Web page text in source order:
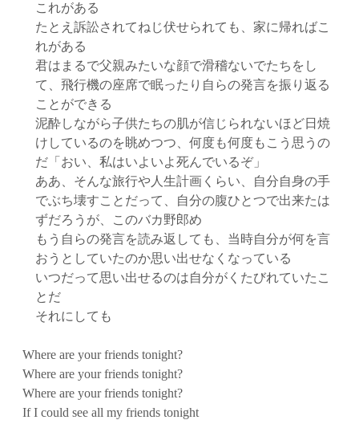
これがある
たとえ訴訟されてねじ伏せられても、家に帰ればこ
れがある
君はまるで父親みたいな顔で滑稽ないでたちをし
て、飛行機の座席で眠ったり自らの発言を振り返る
ことができる
泥酔しながら子供たちの肌が信じられないほど日焼
けしているのを眺めつつ、何度も何度もこう思うの
だ「おい、私はいよいよ死んでいるぞ」
ああ、そんな旅行や人生計画くらい、自分自身の手
でぶち壊すことだって、自分の腹ひとつで出来たは
ずだろうが、このバカ野郎め
もう自らの発言を読み返しても、当時自分が何を言
おうとしていたのか思い出せなくなっている
いつだって思い出せるのは自分がくたびれていたこ
とだ
それにしても
Where are your friends tonight?
Where are your friends tonight?
Where are your friends tonight?
If I could see all my friends tonight